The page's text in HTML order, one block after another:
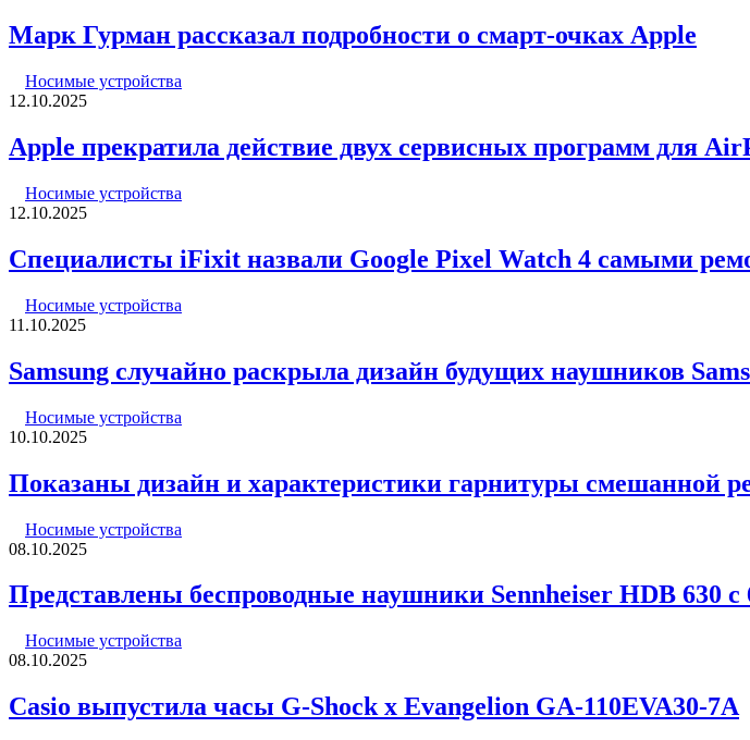
Марк Гурман рассказал подробности о смарт-очках Apple
Носимые устройства
12.10.2025
Apple прекратила действие двух сервисных программ для
Носимые устройства
12.10.2025
Специалисты iFixit назвали Google Pixel Watch 4 самыми
Носимые устройства
11.10.2025
Samsung случайно раскрыла дизайн будущих наушников
Носимые устройства
10.10.2025
Показаны дизайн и характеристики гарнитуры смешанной
Носимые устройства
08.10.2025
Представлены беспроводные наушники Sennheiser HDB 630 с
Носимые устройства
08.10.2025
Casio выпустила часы G-Shock x Evangelion GA-110EVA30-7A